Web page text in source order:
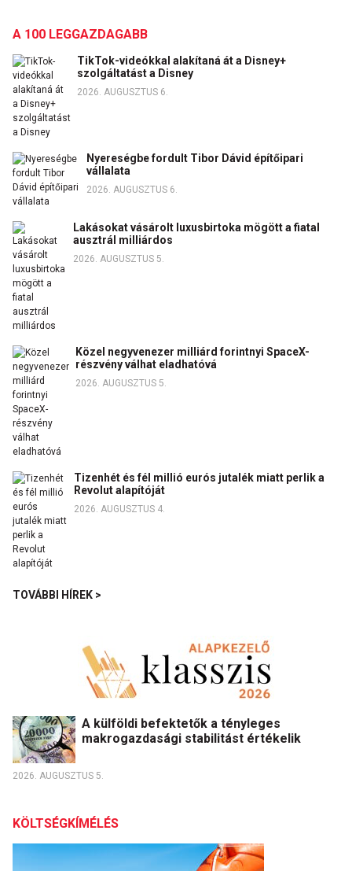
A 100 LEGGAZDAGABB
TikTok-videókkal alakítaná át a Disney+
szolgáltatást a Disney
2026. AUGUSZTUS 6.
Nyereségbe fordult Tibor Dávid építőipari
vállalata
2026. AUGUSZTUS 6.
Lakásokat vásárolt luxusbirtoka mögött a fiatal
ausztrál milliárdos
2026. AUGUSZTUS 5.
Közel negyvenezer milliárd forintnyi SpaceX-
részvény válhat eladhatóvá
2026. AUGUSZTUS 5.
Tizenhét és fél millió eurós jutalék miatt perlik a
Revolut alapítóját
2026. AUGUSZTUS 4.
TOVÁBBI HÍREK >
A külföldi befektetők a tényleges
makrogazdasági stabilitást értékelik
2026. AUGUSZTUS 5.
KÖLTSÉGKÍMÉLÉS